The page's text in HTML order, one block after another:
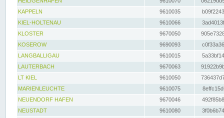
KAPPELN
9610035
KIEL-HOLTENAU
9610066
KLOSTER
9670050
KOSEROW
9690093
LANGBALLIGAU
9610015
LAUTERBACH
9670063
LT KIEL
9610050
MARIENLEUCHTE
9610075
NEUENDORF HAFEN
9670046
NEUSTADT
9610080